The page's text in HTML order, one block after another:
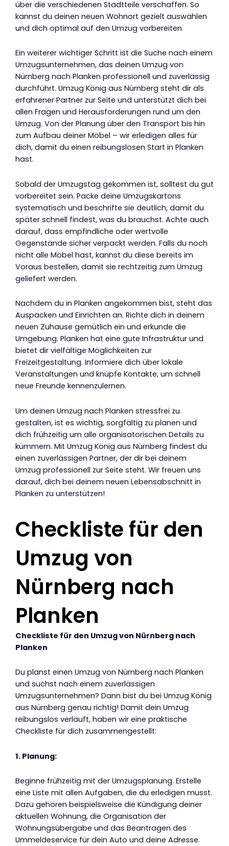
über die verschiedenen Stadtteile verschaffen. So
kannst du deinen neuen Wohnort gezielt auswählen
und dich optimal auf den Umzug vorbereiten.
Ein weiterer wichtiger Schritt ist die Suche nach einem
Umzugsunternehmen, das deinen Umzug von
Nürnberg nach Planken professionell und zuverlässig
durchführt. Umzug König aus Nürnberg steht dir als
erfahrener Partner zur Seite und unterstützt dich bei
allen Fragen und Herausforderungen rund um den
Umzug. Von der Planung über den Transport bis hin
zum Aufbau deiner Möbel – wir erledigen alles für
dich, damit du einen reibungslosen Start in Planken
hast.
Sobald der Umzugstag gekommen ist, solltest du gut
vorbereitet sein. Packe deine Umzugskartons
systematisch und beschrifte sie deutlich, damit du
später schnell findest, was du brauchst. Achte auch
darauf, dass empfindliche oder wertvolle
Gegenstände sicher verpackt werden. Falls du noch
nicht alle Möbel hast, kannst du diese bereits im
Voraus bestellen, damit sie rechtzeitig zum Umzug
geliefert werden.
Nachdem du in Planken angekommen bist, steht das
Auspacken und Einrichten an. Richte dich in deinem
neuen Zuhause gemütlich ein und erkunde die
Umgebung. Planken hat eine gute Infrastruktur und
bietet dir vielfältige Möglichkeiten zur
Freizeitgestaltung. Informiere dich über lokale
Veranstaltungen und knüpfe Kontakte, um schnell
neue Freunde kennenzulernen.
Um deinen Umzug nach Planken stressfrei zu
gestalten, ist es wichtig, sorgfältig zu planen und
dich frühzeitig um alle organisatorischen Details zu
kümmern. Mit Umzug König aus Nürnberg findest du
einen zuverlässigen Partner, der dir bei deinem
Umzug professionell zur Seite steht. Wir freuen uns
darauf, dich bei deinem neuen Lebensabschnitt in
Planken zu unterstützen!
Checkliste für den
Umzug von
Nürnberg nach
Planken
Checkliste für den Umzug von Nürnberg nach
Planken
Du planst einen Umzug von Nürnberg nach Planken
und suchst nach einem zuverlässigen
Umzugsunternehmen? Dann bist du bei Umzug König
aus Nürnberg genau richtig! Damit dein Umzug
reibungslos verläuft, haben wir eine praktische
Checkliste für dich zusammengestellt:
1. Planung:
Beginne frühzeitig mit der Umzugsplanung. Erstelle
eine Liste mit allen Aufgaben, die du erledigen musst.
Dazu gehören beispielsweise die Kündigung deiner
aktuellen Wohnung, die Organisation der
Wohnungsübergabe und das Beantragen des
Ummeldeservice für dein Auto und deine Adresse.